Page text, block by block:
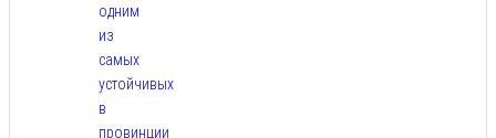
одним
из
самых
устойчивых
в
провинции